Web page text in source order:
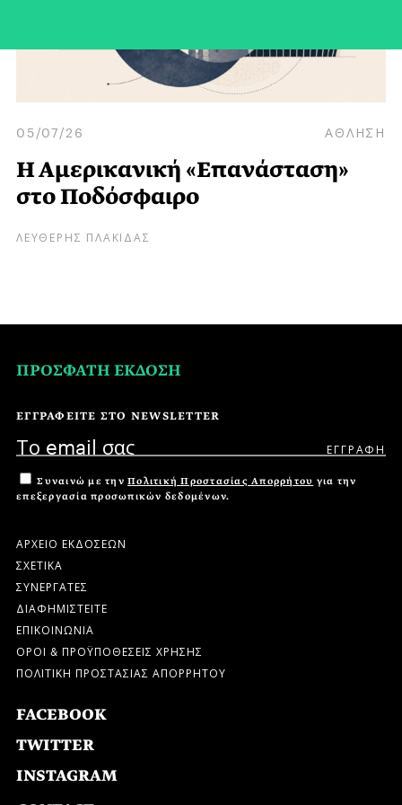
05/07/26 ΑΘΛΗΣΗ
Η Αμερικανική «Επανάσταση»
στο Ποδόσφαιρο
ΛΕΥΘΕΡΗΣ ΠΛΑΚΙΔΑΣ
ΠΡΟΣΦΑΤΗ ΕΚΔΟΣΗ
ΕΓΓΡΑΦΕΙΤΕ ΣΤΟ NEWSLETTER
Συναινώ με την Πολιτική Προστασίας Απορρήτου για την
επεξεργασία προσωπικών δεδομένων.
ΑΡΧΕΙΟ ΕΚΔΟΣΕΩΝ
ΣΧΕΤΙΚΑ
ΣΥΝΕΡΓΑΤΕΣ
ΔΙΑΦΗΜΙΣΤΕΙΤΕ
ΕΠΙΚΟΙΝΩΝΙΑ
ΟΡΟΙ & ΠΡΟΫΠΟΘΕΣΕΙΣ ΧΡΗΣΗΣ
ΠΟΛΙΤΙΚΗ ΠΡΟΣΤΑΣΙΑΣ ΑΠΟΡΡΗΤΟΥ
FACEBOOK
TWITTER
INSTAGRAM